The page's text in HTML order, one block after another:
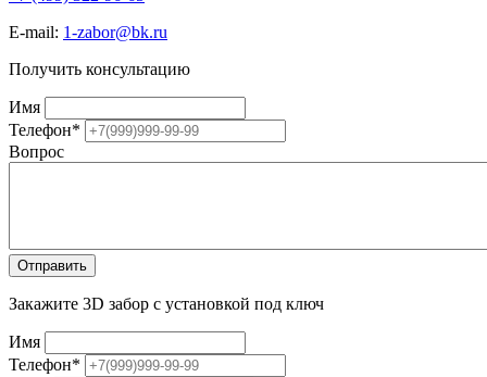
E-mail: 1-zabor@bk.ru
Получить консультацию
Имя
Телефон*
Вопрос
Закажите 3D забор с установкой под ключ
Имя
Телефон*